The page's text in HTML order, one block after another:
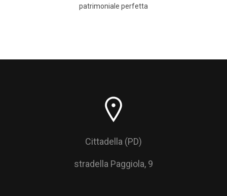
patrimoniale perfetta
Cittadella (PD)
stradella Paggiola, 9